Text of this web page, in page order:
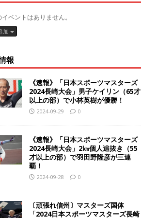
ベントはありません。
加
報
《速報》「日本スポーツマスターズ
2024長崎大会」男子ケイリン（65才
以上の部）で小林英樹が優勝！
2024-09-29 0
《速報》「日本スポーツマスターズ
2024長崎大会」2㎞個人追抜き（55
才以上の部）で羽田野隆彦が三連
覇！
2024-09-28 0
〔頑張れ信州〕マスターズ国体
「2024日本スポーツマスターズ長崎